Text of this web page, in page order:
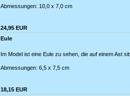
Abmessungen: 10,0 x 7,0 cm
24,95 EUR
Eule
Im Model ist eine Eule zu sehen, die auf einem Ast
Abmessungen: 6,5 x 7,5 cm
18,15 EUR